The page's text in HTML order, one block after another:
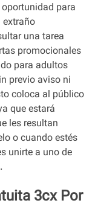
para
una tarea
promocionales
para adultos
previo aviso ni
coloca al público
que estará
les resultan
o cuando estés
unirte a uno de
3cx Por